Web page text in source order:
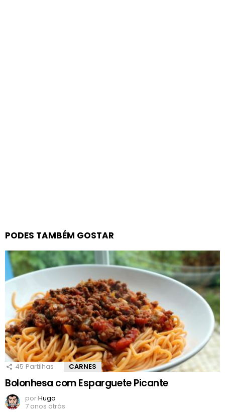
PODES TAMBÉM GOSTAR
45 Partilhas CARNES
Bolonhesa com Esparguete Picante
porHugo
7 anos atrás